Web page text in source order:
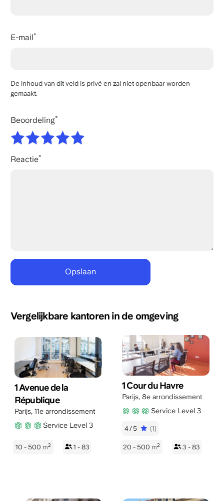
E-mail
De inhoud van dit veld is privé en zal niet openbaar worden
gemaakt.
Beoordeling
Reactie
Vergelijkbare kantoren in de omgeving
1 Avenue de la
République
Parijs, 11e arrondissement
Service Level 3
10 - 500 m2 1 - 83
1 Cour du Havre
Parijs, 8e arrondissement
Service Level 3
4/5 (1)
20 - 500 m2 3 - 83